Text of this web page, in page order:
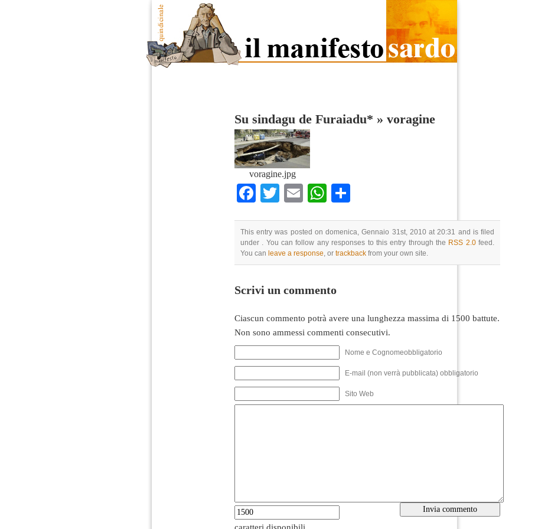
Su sindagu de Furaiadu* » voragine
voragine.jpg
Facebook
TwitterEmailWhatsApp
This entry was posted on domenica, Gennaio 31st, 2010 at 20:31 and is filed
under . You can follow any responses to this entry through the RSS 2.0feed.
You can leave a response, or trackback from your own site.
Scrivi un commento
Ciascun commento potrà avere una lunghezza massima di 1500 battute.
Non sono ammessi commenti consecutivi.
Nome e Cognomeobbligatorio
E-mail (non verrà pubblicata) obbligatorio
Sito Web